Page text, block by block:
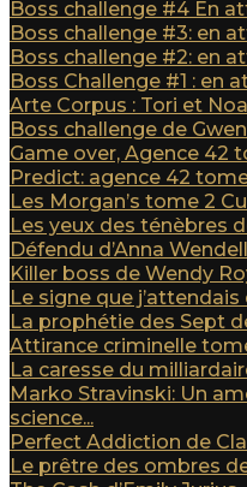
Boss challenge #4 En
Boss challenge #3: en
Boss challenge #2: en
Boss Challenge #1 : en
Arte Corpus : Tori et
Boss challenge de
Game over, Agence 42
Predict: agence 42
Les Morgan’s tome 2
Les yeux des ténèbres
Défendu d’Anna Wendell
Killer boss de Wendy
Le signe que j’attendais
La prophétie des Sept
Attirance criminelle
La caresse du
Marko Stravinski: Un
science...
Perfect Addiction de
Le prêtre des ombres